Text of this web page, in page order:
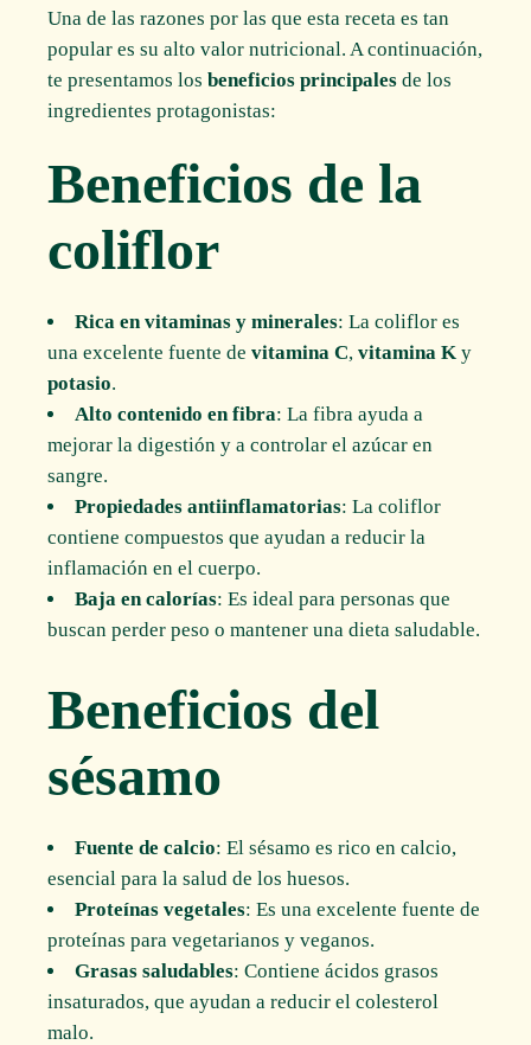
Una de las razones por las que esta receta es tan
popular es su alto valor nutricional. A continuación,
te presentamos losbeneficios principales de los
ingredientes protagonistas:
Beneficios de la
coliflor
Rica en vitaminas y minerales: La coliflor es
una excelente fuente devitamina C,vitamina K y
potasio.
Alto contenido en fibra: La fibra ayuda a
mejorar la digestión y a controlar el azúcar en
sangre.
Propiedades antiinflamatorias: La coliflor
contiene compuestos que ayudan a reducir la
inflamación en el cuerpo.
Baja en calorías: Es ideal para personas que
buscan perder peso o mantener una dieta saludable.
Beneficios del
sésamo
Fuente de calcio: El sésamo es rico en calcio,
esencial para la salud de los huesos.
Proteínas vegetales: Es una excelente fuente de
proteínas para vegetarianos y veganos.
Grasas saludables: Contiene ácidos grasos
insaturados, que ayudan a reducir el colesterol
malo.